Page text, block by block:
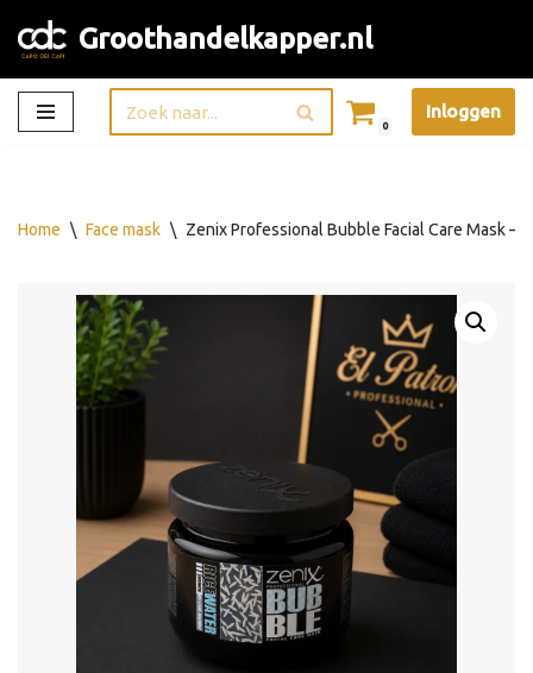
Ga
naar
de
Groothandelkapper.nl
0
Inloggen
Home \ Face mask \ Zenix Professional Bubble Facial Care Mask –